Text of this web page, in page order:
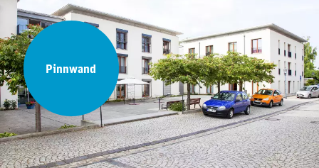
Pinnwand